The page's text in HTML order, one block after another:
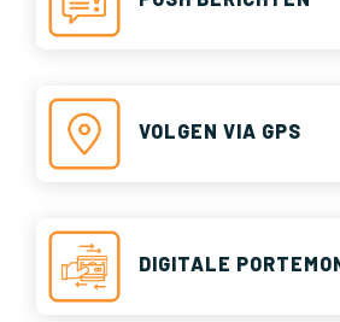
VOLGEN VIA GPS
DIGITALE